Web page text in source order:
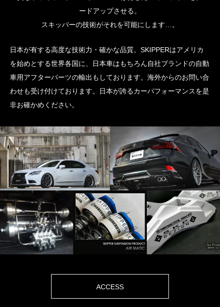
ードアップさせる。
スキッパーの技術がそれを可能にします…。
日本が有する高度な技術力・確かな品質。SKIPPERはアメリカ
を始めとする世界各国に、日本車はもちろん自社ブランドの自動
車用アフターパーツの輸出もしております。海外からのお問い合
わせも受け付けております。日本が誇るカーパフォーマンスを是
非お確かめください。
ACCESS